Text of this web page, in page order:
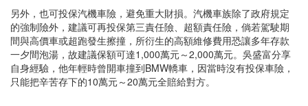
另外，也可投保汽機車險，避免重大財損。汽機車族除了政府規定
的強制險外，建議可再投保第三責任險、超額責任險，倘若駕駛期
間與高價車或超跑發生擦撞，所衍生的高額維修費用恐讓多年存款
一夕間泡湯，故建議保額可達1,000萬元～2,000萬元。吳盛富分享
自身經驗，他年輕時曾開車撞到BMW轎車，因當時沒有投保車險，
只能把辛苦存下的10萬元～20萬元全賠給對方。